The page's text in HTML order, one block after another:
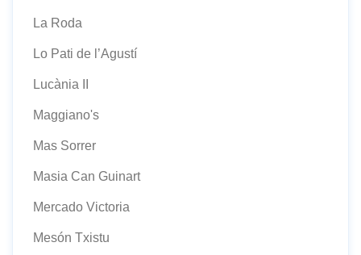
La Roda
Lo Pati de l’Agustí
Lucània II
Maggiano's
Mas Sorrer
Masia Can Guinart
Mercado Victoria
Mesón Txistu